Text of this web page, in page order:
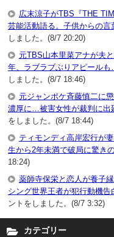
広末涼子がTBS『THE
芸能活動語る。子供からの言
しました。(8/7 20:20)
元TBS山本里菜アナが夫
年、ラブラブぶりアピール
しました。(8/7 18:46)
元ジャンポケ斉藤慎二に
濃厚に…被害女性が裁判に出
をしました。(8/7 18:44)
ティモンディ高岸宏行が
生から2年未満で破局に驚き
18:24)
薬師寺保栄と恋人が養子
シング世界王者が犯行動機告
ントをしました。(8/7 3:32)
カテゴリー